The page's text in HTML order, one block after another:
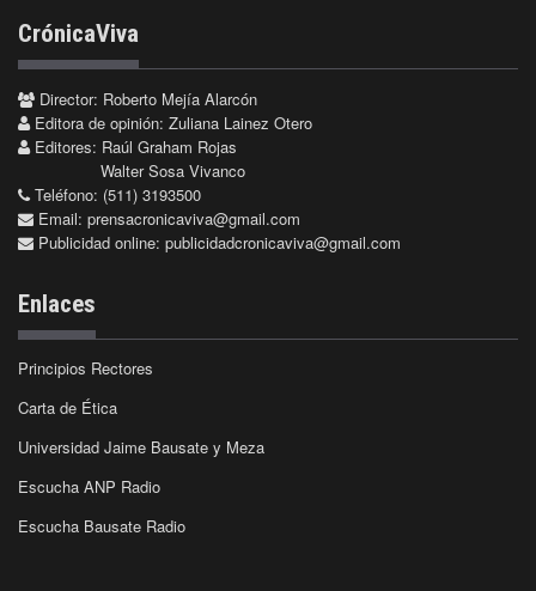
CrónicaViva
Director: Roberto Mejía Alarcón
Editora de opinión: Zuliana Lainez Otero
Editores: Raúl Graham Rojas
Walter Sosa Vivanco
Teléfono: (511) 3193500
Email: prensacronicaviva@gmail.com
Publicidad online: publicidadcronicaviva@gmail.com
Enlaces
Principios Rectores
Carta de Ética
Universidad Jaime Bausate y Meza
Escucha ANP Radio
Escucha Bausate Radio